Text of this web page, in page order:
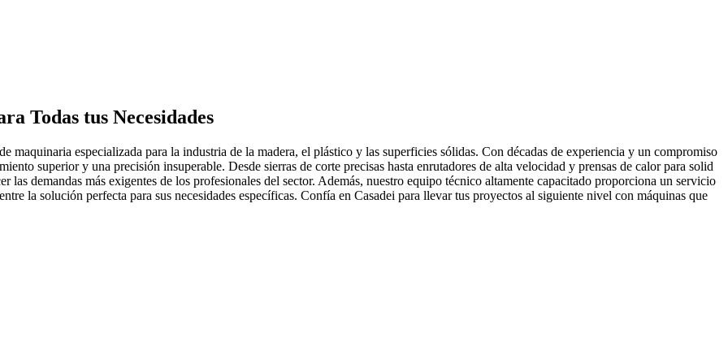
Todas tus Necesidades
maquinaria especializada para la industria de la madera, el plástico y las superficies sólidas. Con décadas de experiencia y un compromiso
superior y una precisión insuperable. Desde sierras de corte precisas hasta enrutadores de alta velocidad y prensas de calor para solid
las demandas más exigentes de los profesionales del sector. Además, nuestro equipo técnico altamente capacitado proporciona un servicio
la solución perfecta para sus necesidades específicas. Confía en Casadei para llevar tus proyectos al siguiente nivel con máquinas que